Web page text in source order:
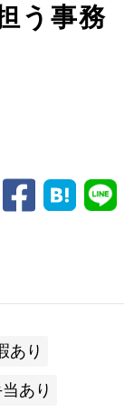
う事務
あり
あり